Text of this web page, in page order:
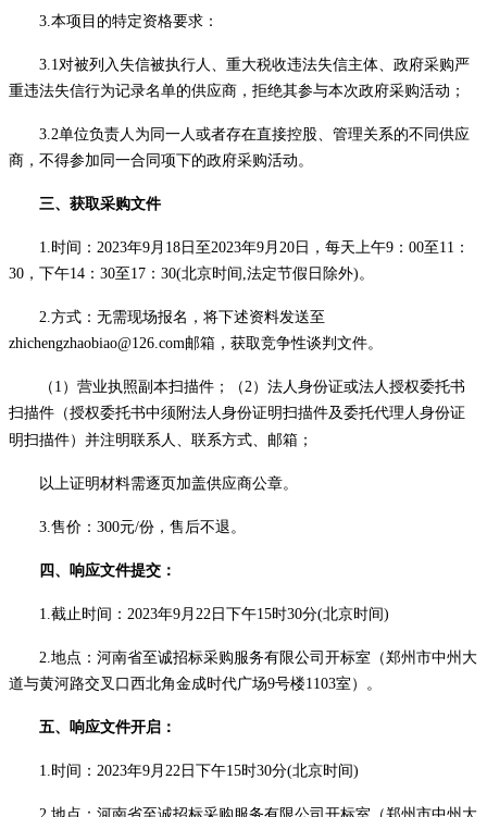
3.本项目的特定资格要求：
3.1对被列入失信被执行人、重大税收违法失信主体、政府采购严
重违法失信行为记录名单的供应商 ，拒绝其参与本次政府采购活动；
3.2单位负责人为同一人或者存在直接控股、管理关系的不同供应
商，不得参加同一合同项下的政府采购活动。
三、获取采购文件
1.时间： 2023年9月 18 日至2023年9月 20 日 ，每天上午9：00至11：
30，下午14：30至17：30(北京时间,法定节假日除外)。
2.方式：无需现场报名，将下述资料发送至
zhichengzhaobiao@126.com邮箱，获取竞争性谈判 文件。
（ 1）营业执照副本扫描件；（2）法人身份证或法人授权委托书
扫描件 （授权委托书中须附法人身份证明扫描件及委托代理人身份证
明扫描件）并注明联系人、联系方式、邮箱；
以上证明材料需逐页加盖供应商公章。
3.售价：300元/份，售后不退。
四、 响应文件提交 ：
1.截止时间： 2023年9月 22 日 下午15时30分(北京时间)
2.地点：河南省至诚招标采购服务有限公司开标室（郑州市中州大
道与黄河路交叉口西北角金成时代广场9号楼1103室）。
五、 响应文件开启 ：
1.时间：2023年9月 22 日 下午15时30分(北京时间)